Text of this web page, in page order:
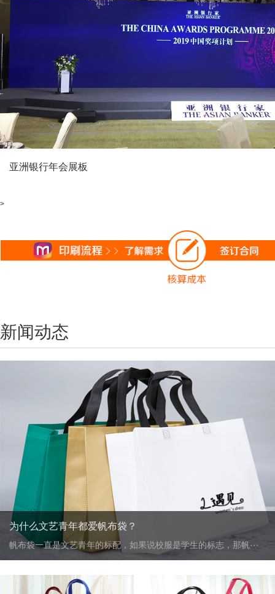
亚洲银行年会展板
>
新闻动态
为什么文艺青年都爱帆布袋？
帆布袋一直是文艺青年的标配，如果说校服是学生的标志，那帆···